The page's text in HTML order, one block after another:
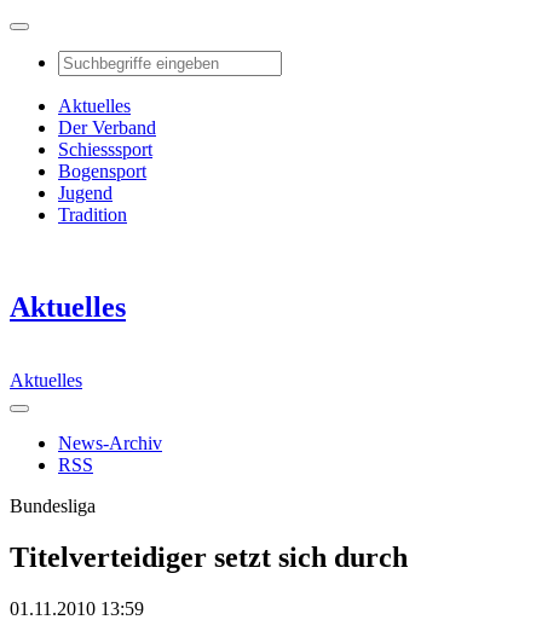
Aktuelles
Der Verband
Schiesssport
Bogensport
Jugend
Tradition
Aktuelles
Aktuelles
News-Archiv
RSS
Bundesliga
Titelverteidiger setzt sich durch
01.11.2010 13:59